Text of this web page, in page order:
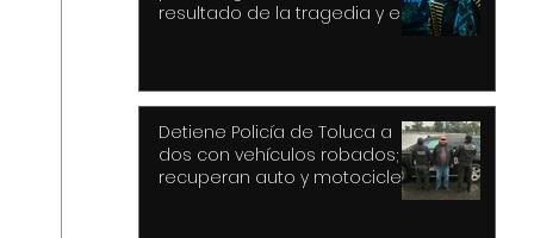
resultado de la tragedia y el
Detiene Policía de Toluca a
dos con vehículos robados;
recuperan auto y motocicleta